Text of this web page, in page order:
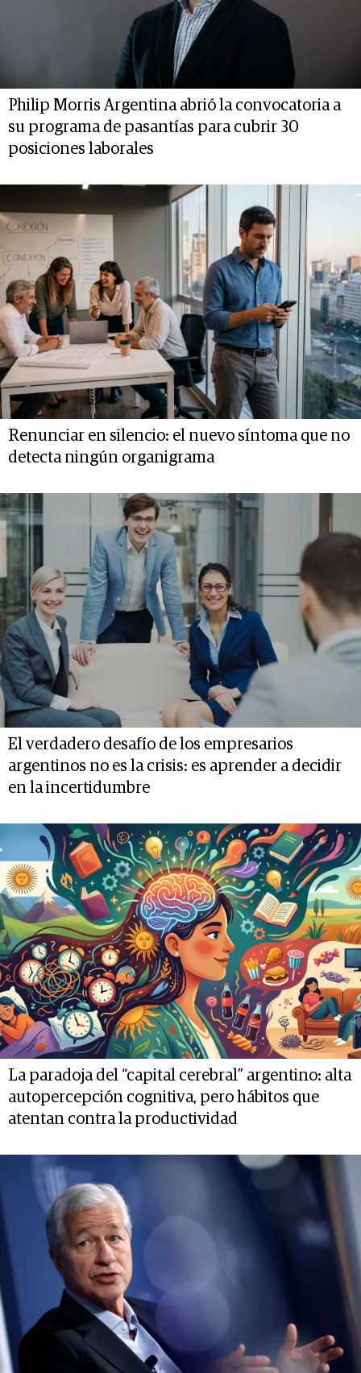
Philip Morris Argentina abrió la convocatoria a
su programa de pasantías para cubrir 30
posiciones laborales
Renunciar en silencio: el nuevo síntoma que no
detecta ningún organigrama
El verdadero desafío de los empresarios
argentinos no es la crisis: es aprender a decidir
en la incertidumbre
La paradoja del “capital cerebral” argentino: alta
autopercepción cognitiva, pero hábitos que
atentan contra la productividad